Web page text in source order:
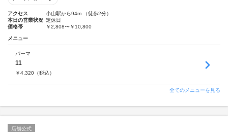
アクセス
小山駅から94m （徒歩2分）
本日の営業状況 定休日
価格帯
￥2,808〜￥10,800
メニュー
パーマ
11
￥4,320 （税込）
全てのメニューを見る
店舗公式